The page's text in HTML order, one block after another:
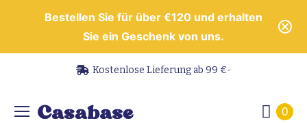
Bestellen Sie für über €120 und erhalten
Sie ein Geschenk von uns.
Kostenlose Lieferung ab 99 €-
0